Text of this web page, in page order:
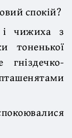
спокій?
і чижиха з
тоненької
гніздечко-